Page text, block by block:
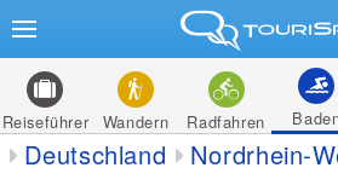
Reiseführer Wandern Radfahren
Deutschland Nordrhein-